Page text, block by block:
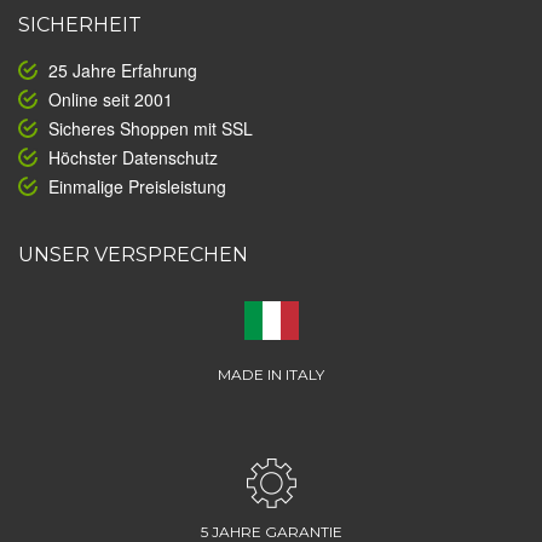
SICHERHEIT
25 Jahre Erfahrung
Online seit 2001
Sicheres Shoppen mit SSL
Höchster Datenschutz
Einmalige Preisleistung
UNSER VERSPRECHEN
MADE IN ITALY
5 JAHRE GARANTIE